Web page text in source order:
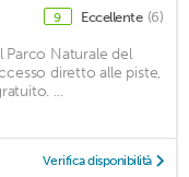
9 Eccellente (6)
Naturale del
diretto alle piste,
...
Verifica disponibilità